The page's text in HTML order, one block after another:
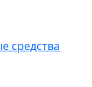
средства